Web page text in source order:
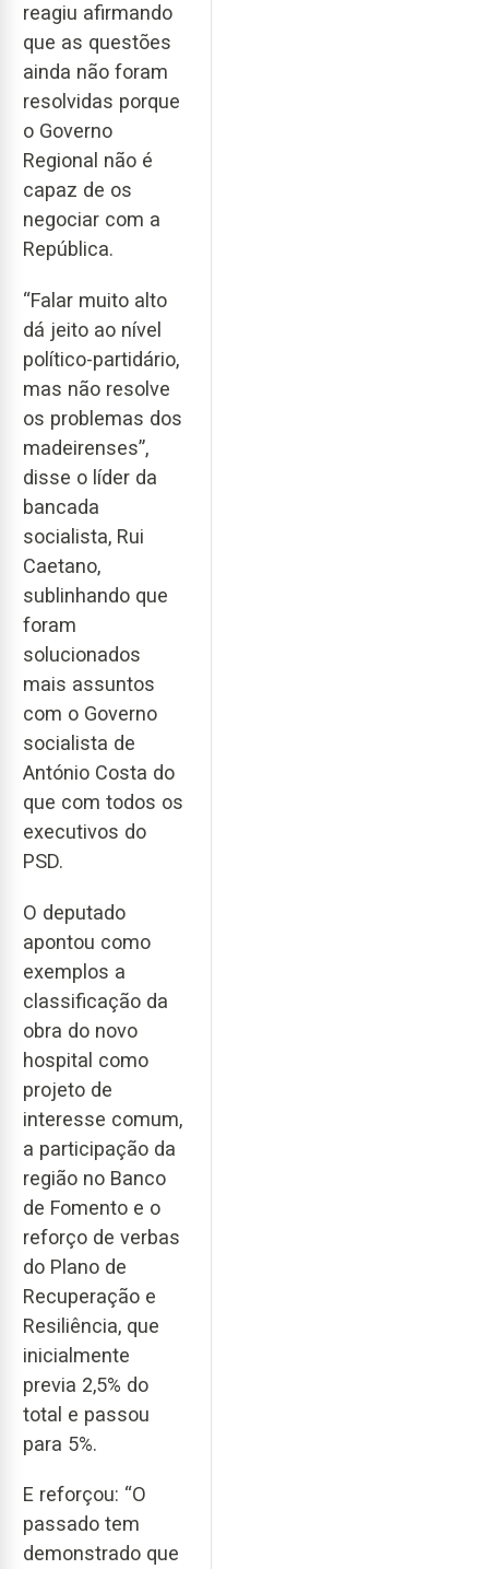
reagiu afirmando
que as questões
ainda não foram
resolvidas porque
o Governo
Regional não é
capaz de os
negociar com a
República.
“Falar muito alto
dá jeito ao nível
político-partidário,
mas não resolve
os problemas dos
madeirenses”,
disse o líder da
bancada
socialista, Rui
Caetano,
sublinhando que
foram
solucionados
mais assuntos
com o Governo
socialista de
António Costa do
que com todos os
executivos do
PSD.
O deputado
apontou como
exemplos a
classificação da
obra do novo
hospital como
projeto de
interesse comum,
a participação da
região no Banco
de Fomento e o
reforço de verbas
do Plano de
Recuperação e
Resiliência, que
inicialmente
previa 2,5% do
total e passou
para 5%.
E reforçou: “O
passado tem
demonstrado que